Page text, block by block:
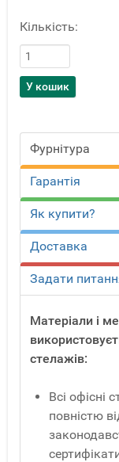
Кількість:
Фурнітура
Гарантія
Як купити?
Доставка
Задати
Матеріали і
стелажів:
Всі офісні
повністю